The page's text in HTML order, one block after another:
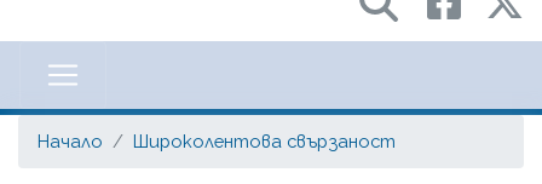
на транспорта
Начало Широколентова свързаност